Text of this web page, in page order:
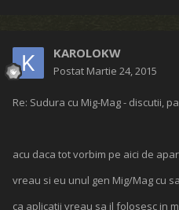
KAROLOKW
Postat Martie 24, 2015
Re: Sudura cu Mig-Mag - discutii,
acu daca tot vorbim pe aici de
vreau si eu unul gen Mig/Mag cu
ca aplicatii vreau sa il folosesc in